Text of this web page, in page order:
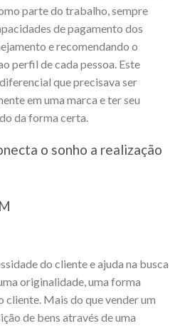
parte do trabalho, sempre
de pagamento dos
e recomendando o
perfil de cada pessoa. Este
que precisava ser
em uma marca e ter seu
da forma certa.
o sonho a realização
do cliente e ajuda na busca
originalidade, uma forma
Mais do que vender um
de bens através de uma